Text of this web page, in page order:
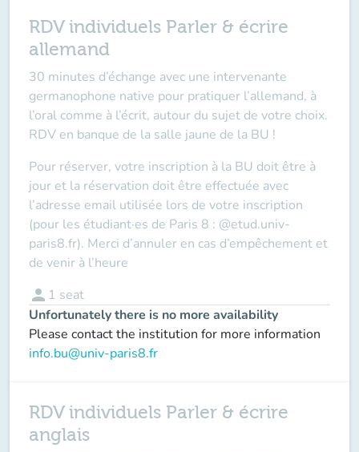
RDV individuels Parler & écrire
allemand
30 minutes d’échange avec une intervenante
germanophone native pour pratiquer l’allemand, à
l’oral comme à l’écrit, autour du sujet de votre choix.
RDV en banque de la salle jaune de la BU !
Pour réserver, votre inscription à la BU doit être à
jour et la réservation doit être effectuée avec
l’adresse email utilisée lors de votre inscription
(pour les étudiant·es de Paris 8 : @etud.univ-
paris8.fr). Merci d’annuler en cas d’empêchement et
de venir à l’heure
person 1 seat
Unfortunately there is no more availability
Please contact the institution for more information
info.bu@univ-paris8.fr
RDV individuels Parler & écrire
anglais